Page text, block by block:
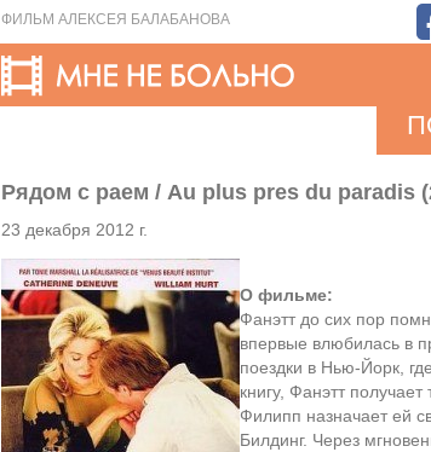
ФИЛЬМ АЛЕКСЕЯ БАЛАБАНОВА
Рядом с раем / Au plus pres du paradis
23 декабря 2012 г.
О фильме:
Фанэтт до сих пор
впервые влюбилась в
поездки в Нью-Йорк,
книгу, Фанэтт
Филипп назначает ей
Билдинг. Через